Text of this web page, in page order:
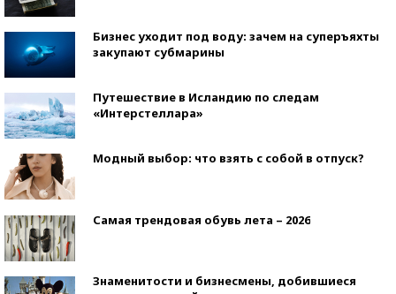
Бизнес уходит под воду: зачем на суперъяхты
закупают субмарины
Путешествие в Исландию по следам
«Интерстеллара»
Модный выбор: что взять с собой в отпуск?
Самая трендовая обувь лета – 2026
Знаменитости и бизнесмены, добившиеся